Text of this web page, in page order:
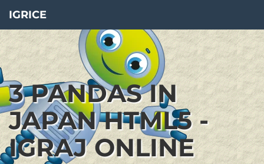
IGRICE
3 PANDAS IN
JAPAN HTML5 -
IGRAJ ONLINE